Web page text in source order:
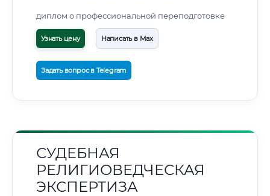
диплом о профессиональной переподготовке
Узнать цену Написать в Max
Задать вопрос в Telegram
СУДЕБНАЯ
РЕЛИГИОВЕДЧЕСКАЯ
ЭКСПЕРТИЗА